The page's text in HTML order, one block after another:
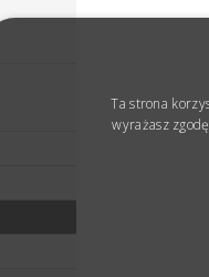
Ta strona
wyrażasz